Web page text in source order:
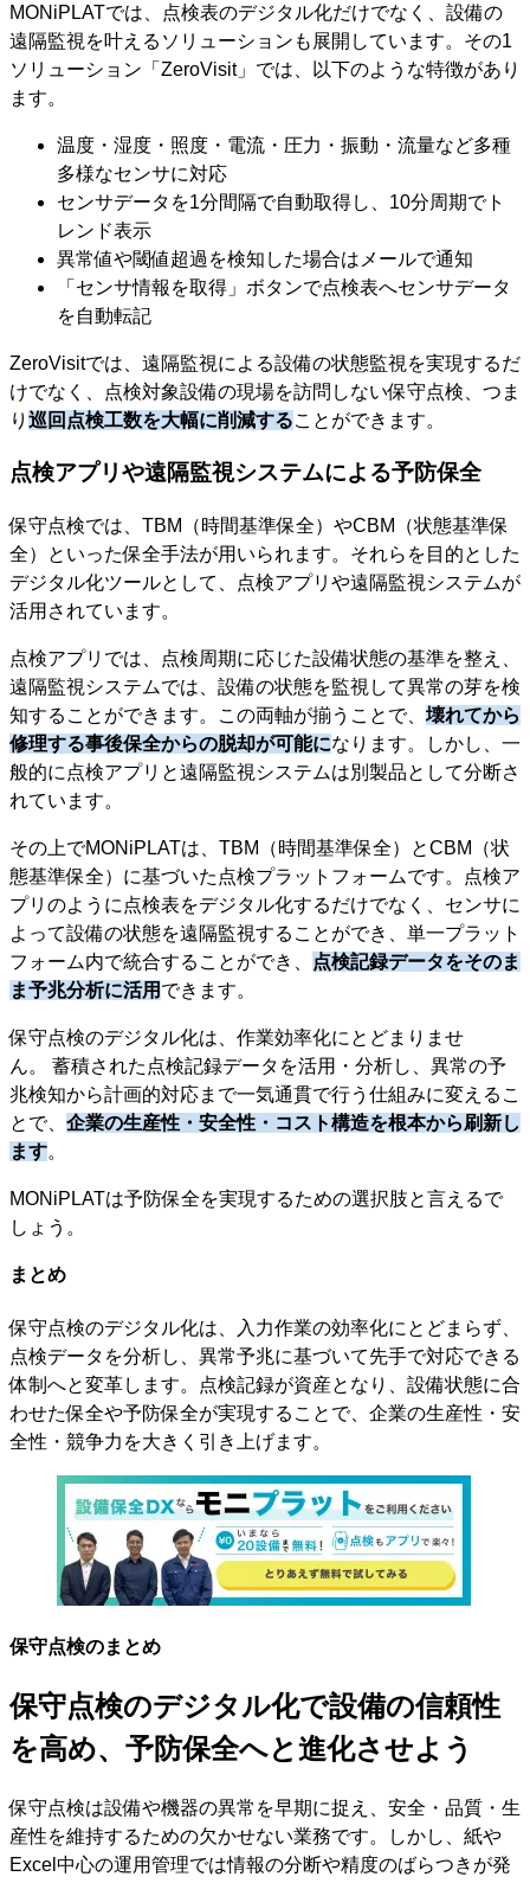
MONiPLATでは、点検表のデジタル化だけでなく、設備の
遠隔監視を叶えるソリューションも展開しています。その1
ソリューション「ZeroVisit」では、以下のような特徴があり
ます。
温度・湿度・照度・電流・圧力・振動・流量など多種
多様なセンサに対応
センサデータを1分間隔で自動取得し、10分周期でト
レンド表示
異常値や閾値超過を検知した場合はメールで通知
「センサ情報を取得」ボタンで点検表へセンサデータ
を自動転記
ZeroVisitでは、遠隔監視による設備の状態監視を実現するだ
けでなく、点検対象設備の現場を訪問しない保守点検、つま
り 巡回点検工数を大幅に削減することができます。
点検アプリや遠隔監視システムによる予防保全
保守点検では、TBM（時間基準保全）やCBM（状態基準保
全）といった保全手法が用いられます。それらを目的とした
デジタル化ツールとして、点検アプリや遠隔監視システムが
活用されています。
点検アプリでは、点検周期に応じた設備状態の基準を整え、
遠隔監視システムでは、設備の状態を監視して異常の芽を検
知することができます。この両軸が揃うことで、 壊れてから
修理する事後保全からの脱却が可能になります。しかし、一
般的に点検アプリと遠隔監視システムは別製品として分断さ
れています。
その上でMONiPLATは、TBM（時間基準保全）とCBM（状
態基準保全）に基づいた点検プラットフォームです。点検ア
プリのように点検表をデジタル化するだけでなく、センサに
よって設備の状態を遠隔監視することができ、単一プラット
フォーム内で統合することができ、
点検記録データをそのま
ま予兆分析に活用 できます。
保守点検のデジタル化は、作業効率化にとどまりませ
ん。 蓄積された点検記録データを活用・分析し、異常の予
兆検知から計画的対応まで一気通貫で行う仕組みに変えるこ
とで、 企業の生産性・安全性・コスト構造を根本から刷新し
ます。
MONiPLATは予防保全を実現するための選択肢と言えるで
しょう。
まとめ
保守点検のデジタル化は、入力作業の効率化にとどまらず、
点検データを分析し、異常予兆に基づいて先手で対応できる
体制へと変革します。点検記録が資産となり、設備状態に合
わせた保全や予防保全が実現することで、企業の生産性・安
全性・競争力を大きく引き上げます。
保守点検のまとめ
保守点検のデジタル化で設備の信頼性
を高め、予防保全へと進化させよう
保守点検は設備や機器の異常を早期に捉え、安全・品質・生
産性を維持するための欠かせない業務です。しかし、紙や
Excel中心の運用管理では情報の分断や精度のばらつきが発